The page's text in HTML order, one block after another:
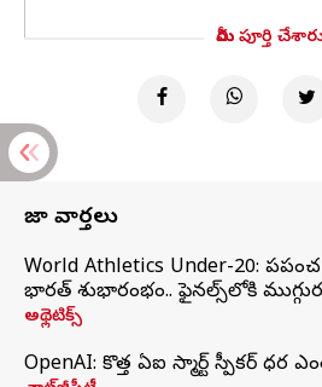
మీరు పూర్తి
తాజా వార్తలు
World Athletics Under-20:
భారత్‌ శుభారంభం.. ఫైనల్స్‌లోకి
అథ్లెటిక్స్
OpenAI: కొత్త ఏఐ స్మార్ట్ స్పీకర్ ధర